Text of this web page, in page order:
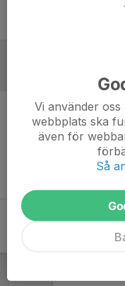
Vi använder
webbplats ska
även för
Så